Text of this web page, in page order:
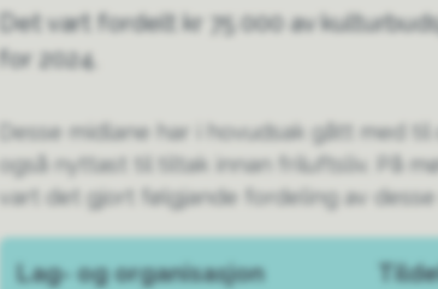
Det vart fordelt kr 75 000 av
for 2024.
Desse midlane har i hovudsak gått med
også nyttast til tiltak innan friluftsliv. På
vart det gjort følgjande fordeling av desse
Lag- og organisasjon